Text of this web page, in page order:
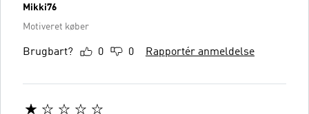
Mikki76
Motiveret køber
Brugbart? 0 0 Rapportér anmeldelse